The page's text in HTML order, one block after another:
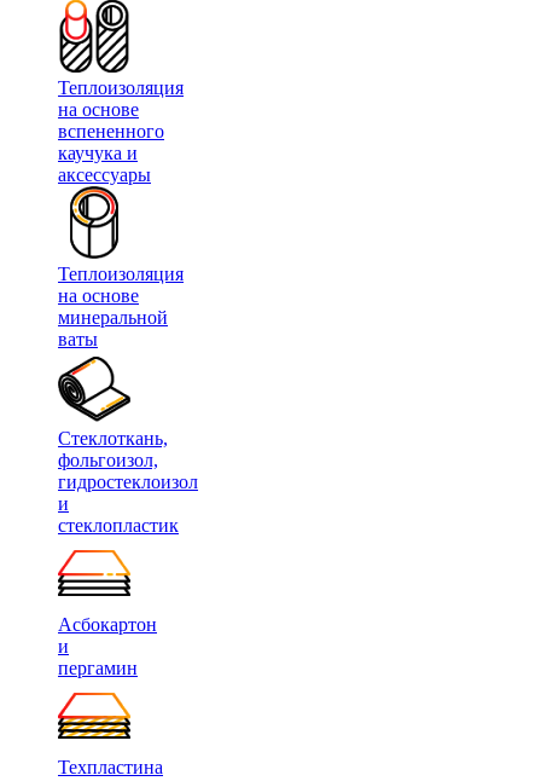
Теплоизоляция
на основе
вспененного
каучука и
аксессуары
Теплоизоляция
на основе
минеральной
ваты
Стеклоткань,
фольгоизол,
гидростеклоизол
и
стеклопластик
Асбокартон
и
пергамин
Техпластина